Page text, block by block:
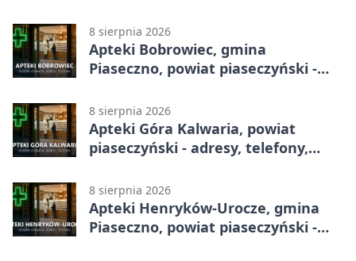
8 sierpnia 2026
Apteki Bobrowiec, gmina
Piaseczno, powiat piaseczyński -
8 sierpnia 2026
Apteki Góra Kalwaria, powiat
piaseczyński - adresy, telefony,
8 sierpnia 2026
Apteki Henryków-Urocze, gmina
Piaseczno, powiat piaseczyński -